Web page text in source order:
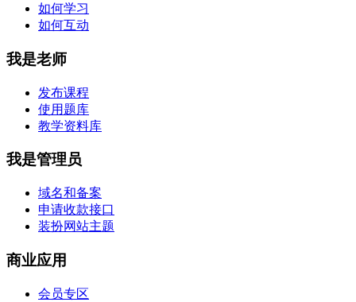
如何学习
如何互动
我是老师
发布课程
使用题库
教学资料库
我是管理员
域名和备案
申请收款接口
装扮网站主题
商业应用
会员专区